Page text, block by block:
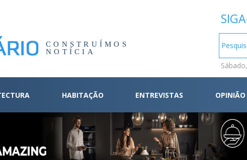
CONSTRUÍMOS
NOTÍCIA
HABITAÇÃO ENTREVISTAS OPINIÃO